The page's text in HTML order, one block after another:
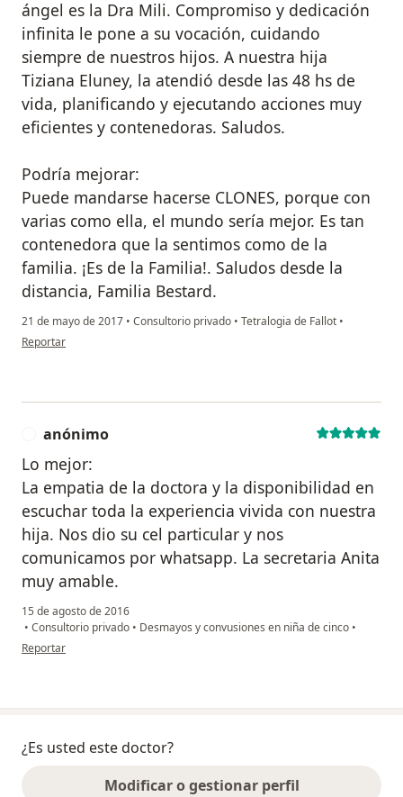
ángel es la Dra Mili. Compromiso y dedicación
infinita le pone a su vocación, cuidando
siempre de nuestros hijos. A nuestra hija
Tiziana Eluney, la atendió desde las 48 hs de
vida, planificando y ejecutando acciones muy
eficientes y contenedoras. Saludos.
Podría mejorar:
Puede mandarse hacerse CLONES, porque con
varias como ella, el mundo sería mejor. Es tan
contenedora que la sentimos como de la
familia. ¡Es de la Familia!. Saludos desde la
distancia, Familia Bestard.
21 de mayo de 2017 • Consultorio privado • Tetralogia de Fallot •
en opinión del usuario Cuenta eliminada
Reportar
anónimo
Lo mejor:
La empatia de la doctora y la disponibilidad en
escuchar toda la experiencia vivida con nuestra
hija. Nos dio su cel particular y nos
comunicamos por whatsapp. La secretaria Anita
muy amable.
15 de agosto de 2016
• Consultorio privado • Desmayos y convusiones en niña de cinco •
en opinión del usuario anónimo
Reportar
¿Es usted este doctor?
Modificar o gestionar perfil